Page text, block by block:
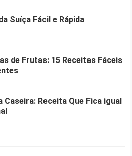
Suíça Fácil e Rápida
de Frutas: 15 Receitas Fáceis
Caseira: Receita Que Fica igual